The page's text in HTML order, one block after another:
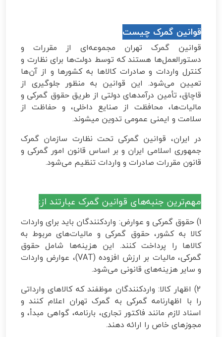
قوانین گمرک چیست
قوانین گمرک تهران مجموعه‌ای از مقررات و
دستورالعمل‌ها هستند که توسط دولت‌ها برای نظارت و
کنترل واردات و صادرات کالاها به کشورها و از آن‌ها
تعیین می‌شود. این قوانین به منظور جلوگیری از
قاچاق، تأمین درآمدهای دولتی از طریق حقوق گمرکی و
مالیات‌ها، محافظت از صنایع داخلی، و حفاظت از
سلامت و ایمنی عمومی تدوین میشوند.
در ایران، قوانین گمرکی تحت نظارت سازمان گمرک
جمهوری اسلامی ایران و بر اساس قانون امور گمرکی و
قانون مقررات صادرات و واردات تنظیم می‌شود.
مهم‌ترین جنبه‌های قوانین گمرک عبارتند از:
1) حقوق گمرکی و عوارض: واردکنندگان باید برای واردات
کالا به کشور، حقوق گمرکی و مالیات‌های مربوط به
کالاها را پرداخت کنند. این هزینه‌ها شامل حقوق
گمرکی، مالیات بر ارزش افزوده (VAT)، عوارض واردات
و سایر هزینه‌های قانونی می‌شود.
2) اظهار کالا: واردکنندگان موظفند که کالاهای وارداتی
را با اظهارنامه گمرکی به گمرک تهران اعلام کنند و
اسناد لازم مانند فاکتور تجاری، بارنامه، گواهی مبدأ، و
مجوزهای خاص را ارائه دهند.